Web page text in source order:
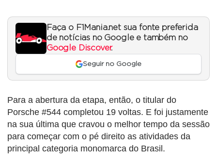
Faça o F1Mania.net sua fonte preferida
de notícias no Google e também no
Google Discover.
Seguir no Google
Para a abertura da etapa, então, o titular do
Porsche #544 completou 19 voltas. E foi justamente
na sua última que cravou o melhor tempo da sessão
para começar com o pé direito as atividades da
principal categoria monomarca do Brasil.